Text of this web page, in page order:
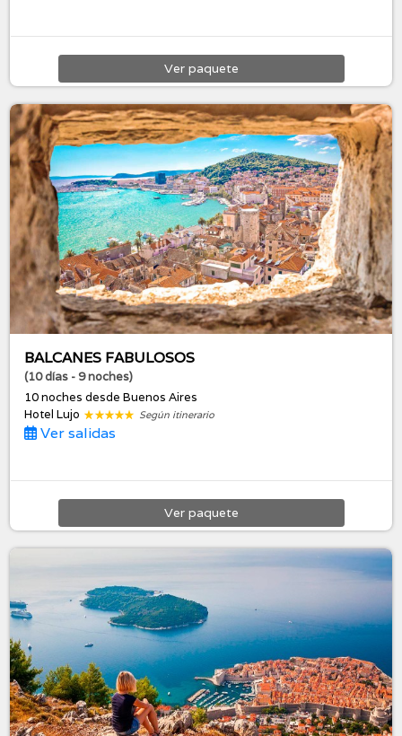
Ver paquete
BALCANES FABULOSOS
(10 días - 9 noches)
10 nochesdesde Buenos Aires
Hotel Lujo
Según itinerario
Ver salidas
Ver paquete